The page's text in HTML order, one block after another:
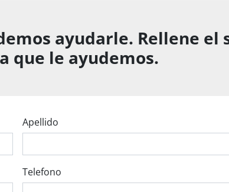
ayudarle. Rellene el
que le ayudemos.
Apellido
Telefono